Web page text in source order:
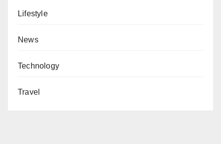
Lifestyle
News
Technology
Travel